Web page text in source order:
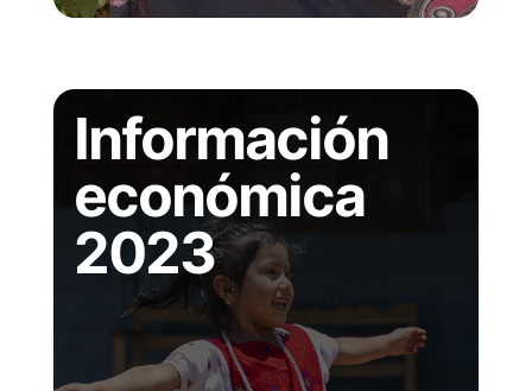
Información
económica
2023